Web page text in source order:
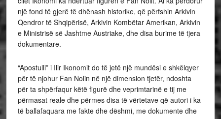
një fond të gjerë të dhënash historike, që përfshin Arkivin
Qendror të Shqipërisë, Arkivin Kombëtar Amerikan, Arkivin
e Ministrisë së Jashtme Austriake, dhe disa burime të tjera
dokumentare.
“Apostulli” i Ilir Ikonomit do të jetë një mundësi e shkëlqyer
për të njohur Fan Nolin në një dimension tjetër, ndoshta
për ta shpërfaqur këtë figurë dhe veprimtarinë e tij me
përmasat reale dhe përmes disa të vërtetave që autori i ka
të ballafaquara me fakte dhe dëshmi, me dokumente dhe